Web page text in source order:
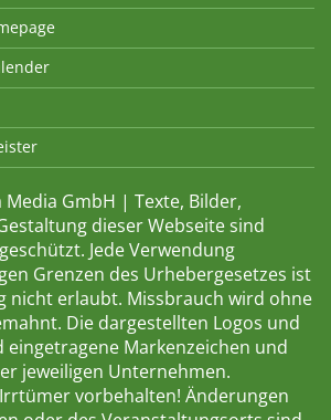
Media GmbH | Texte, Bilder,
dieser Webseite sind
Jede Verwendung
Grenzen des Urhebergesetzes ist
nicht erlaubt. Missbrauch wird ohne
Die dargestellten Logos und
eingetragene Markenzeichen und
jeweiligen Unternehmen.
vorbehalten! Änderungen